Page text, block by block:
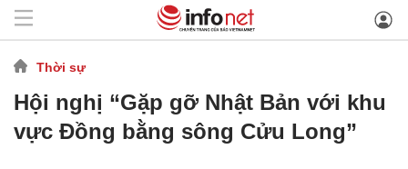
Thời sự
Hội nghị “Gặp gỡ Nhật Bản với khu
vực Đồng bằng sông Cửu Long”